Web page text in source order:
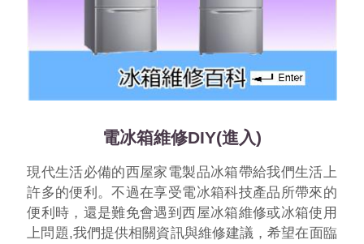
電冰箱維修DIY(進入)
現代生活必備的西屋家電製品冰箱帶給我們生活上
許多的便利。不過在享受電冰箱科技產品所帶來的
便利時，還是難免會遇到西屋冰箱維修或冰箱使用
上問題,我們提供相關資訊與維修建議，希望在面臨